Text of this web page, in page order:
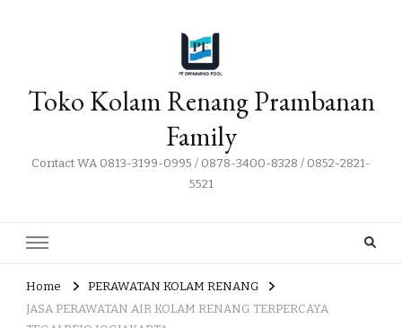
Toko Kolam Renang Prambanan
Family
Contact WA 0813-3199-0995 / 0878-3400-8328 / 0852-2821-
5521
Home
PERAWATAN KOLAM RENANG
JASA PERAWATAN AIR KOLAM RENANG TERPERCAYA